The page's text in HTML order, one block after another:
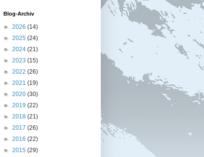
Blog-Archiv
► 2026 (14)
► 2025 (24)
► 2024 (21)
► 2023 (15)
► 2022 (26)
► 2021 (19)
► 2020 (30)
► 2019 (22)
► 2018 (21)
► 2017 (26)
► 2016 (22)
► 2015 (29)